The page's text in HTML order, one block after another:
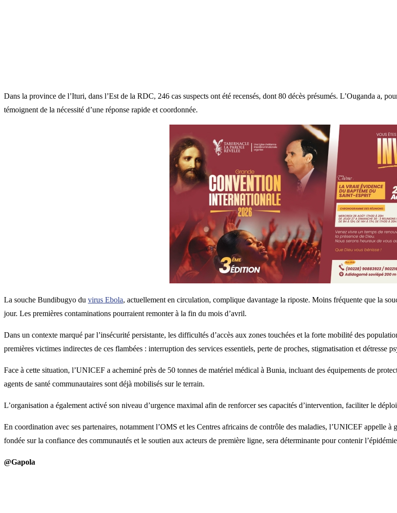
Dans la province de l’Ituri, dans l’Est de la RDC, 246 cas suspects ont été recensés, dont 80 décès présumés. L’Ouganda a,
témoignent de la nécessité d’une réponse rapide et coordonnée.
La souche Bundibugyo du virus Ebola, actuellement en circulation, complique davantage la riposte. Moins fréquente que la
jour. Les premières contaminations pourraient remonter à la fin du mois d’avril.
Dans un contexte marqué par l’insécurité persistante, les difficultés d’accès aux zones touchées et la forte mobilité des
premières victimes indirectes de ces flambées : interruption des services essentiels, perte de proches, stigmatisation et détresse
Face à cette situation, l’UNICEF a acheminé près de 50 tonnes de matériel médical à Bunia, incluant des équipements de
agents de santé communautaires sont déjà mobilisés sur le terrain.
L’organisation a également activé son niveau d’urgence maximal afin de renforcer ses capacités d’intervention, faciliter le
En coordination avec ses partenaires, notamment l’OMS et les Centres africains de contrôle des maladies, l’UNICEF appelle
fondée sur la confiance des communautés et le soutien aux acteurs de première ligne, sera déterminante pour contenir
@Gapola